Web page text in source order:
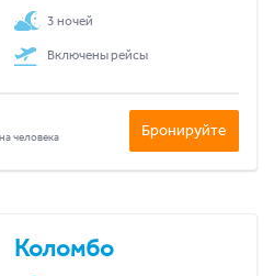
3 ночей
Включены рейсы
человека Бронируйте
Коломбо